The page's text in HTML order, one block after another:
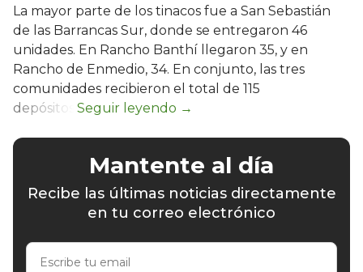
La mayor parte de los tinacos fue a San Sebastián
de las Barrancas Sur, donde se entregaron 46
unidades. En Rancho Banthí llegaron 35, y en
Rancho de Enmedio, 34. En conjunto, las tres
comunidades recibieron el total de 115
depósitos.
Mantente al día
Recibe las últimas noticias directamente
en tu correo electrónico
Escribe